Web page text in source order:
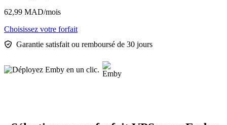
62,99 MAD/mois
Choisissez votre forfait
Garantie satisfait ou remboursé de 30 jours